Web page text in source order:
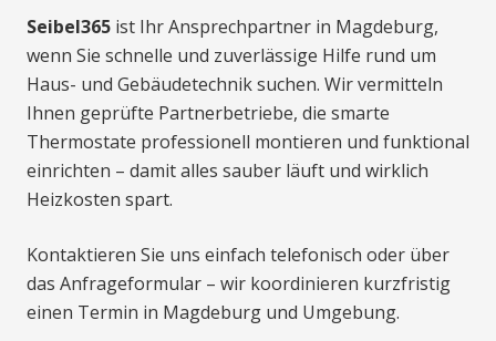
Seibel365 ist Ihr Ansprechpartner in Magdeburg,
wenn Sie schnelle und zuverlässige Hilfe rund um
Haus- und Gebäudetechnik suchen. Wir vermitteln
Ihnen geprüfte Partnerbetriebe, die smarte
Thermostate professionell montieren und funktional
einrichten – damit alles sauber läuft und wirklich
Heizkosten spart.
Kontaktieren Sie uns einfach telefonisch oder über
das Anfrageformular – wir koordinieren kurzfristig
einen Termin in Magdeburg und Umgebung.